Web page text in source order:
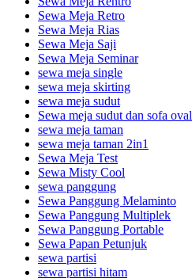
Sewa Meja Retro
Sewa Meja Rias
Sewa Meja Saji
Sewa Meja Seminar
sewa meja single
sewa meja skirting
sewa meja sudut
Sewa meja sudut dan sofa oval
sewa meja taman
sewa meja taman 2in1
Sewa Meja Test
Sewa Misty Cool
sewa panggung
Sewa Panggung Melaminto
Sewa Panggung Multiplek
Sewa Panggung Portable
Sewa Papan Petunjuk
sewa partisi
sewa partisi hitam